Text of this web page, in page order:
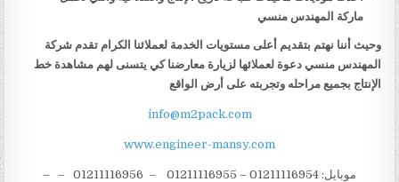
ماركة المهندس منسي
وحيث أننا نهتم بتقديم أعلى مستويات الخدمة لعملائنا الكرام تقدم شركة
المهندس منسي دعوة لعملائها لزيارة معارضنا كي يتسنى لهم مشاهدة خط
الإنتاج بجميع مراحله وتجربته على أرض الواقع
info@m2pack.com
www.engineer-mansy.com
موبايل: 01211116954 – 01211116955 – 01211116956 – –